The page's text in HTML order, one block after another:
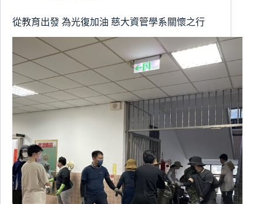
班
以
茶
入
心
體
驗
專
業
生
活
美
學
從教育出發 為光復加油 慈大資管學系關懷之行